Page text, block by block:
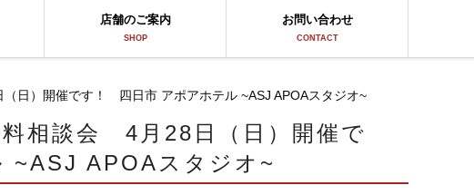
店舗のご案内
SHOP
お問い合わせ
CONTACT
日）開催です！ 四日市 アポアホテル ~ASJ APOAスタジオ~
相談会 4月28日（日）開催で
APOAスタジオ~